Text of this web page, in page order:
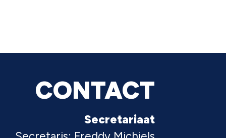
CONTACT
Secretariaat